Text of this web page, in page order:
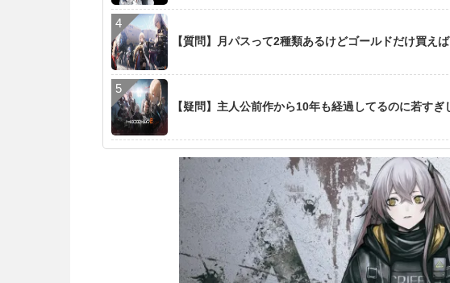
【質問】月パスって2種類あるけどゴールドだけ買え
【疑問】主人公前作から10年も経過してるのに若すぎ